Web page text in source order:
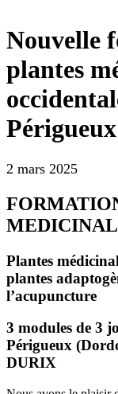
Nouvelle
plantes
Périgueux
2 mars 2025
Plantes
plantes
l’acupuncture
3 modules de 3
Périgueux
DURIX